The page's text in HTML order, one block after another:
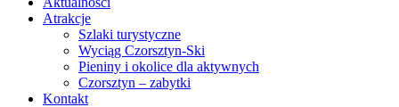
Atrakcje
Szlaki turystyczne
Wyciąg Czorsztyn-Ski
Pieniny i okolice dla aktywnych
Czorsztyn – zabytki
Kontakt